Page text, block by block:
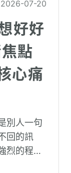
2026-07-20
好好
點
心痛
別人一句
回的訊
烈的程度